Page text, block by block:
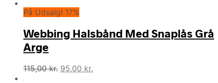
På Udsalg! 17%
Webbing Halsbånd Med Snaplås Grå
Arge
115,00kr. Den
95,00 kr.